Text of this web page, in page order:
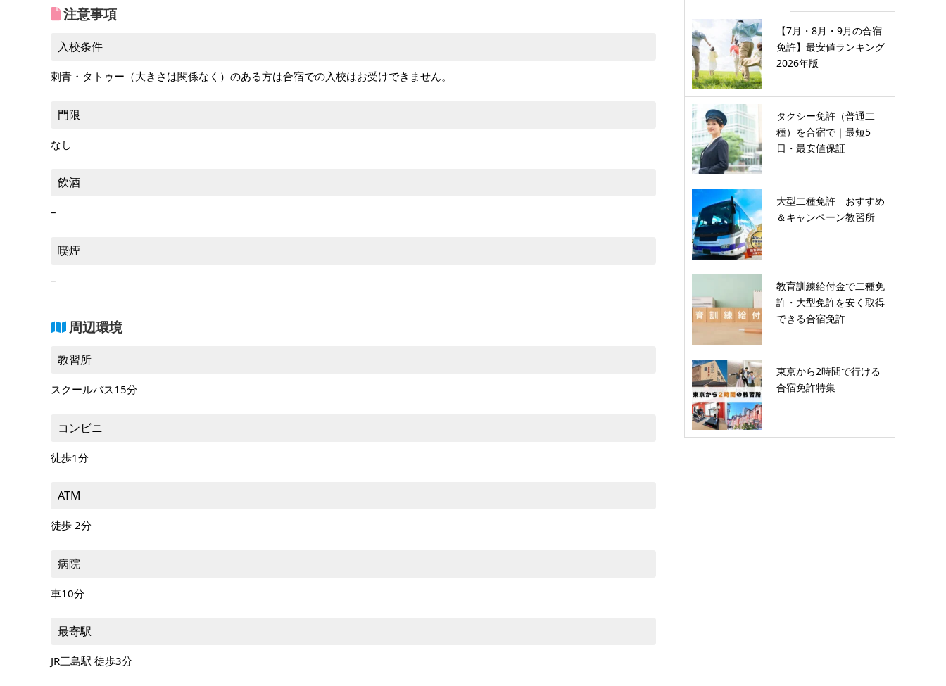
注意事項
入校条件
刺青・タトゥー（大きさは関係なく）のある方は合宿での入校はお受けできません。
門限
なし
飲酒
–
喫煙
–
周辺環境
教習所
スクールバス15分
コンビニ
徒歩1分
ATM
徒歩 2分
病院
車10分
最寄駅
JR三島駅 徒歩3分
【7月・8月・9月の合宿
免許】最安値ランキング
2026年版
タクシー免許（普通二
種）を合宿で｜最短5
日・最安値保証
大型二種免許 おすすめ
＆キャンペーン教習所
教育訓練給付金で二種免
許・大型免許を安く取得
できる合宿免許
東京から2時間で行ける
合宿免許特集